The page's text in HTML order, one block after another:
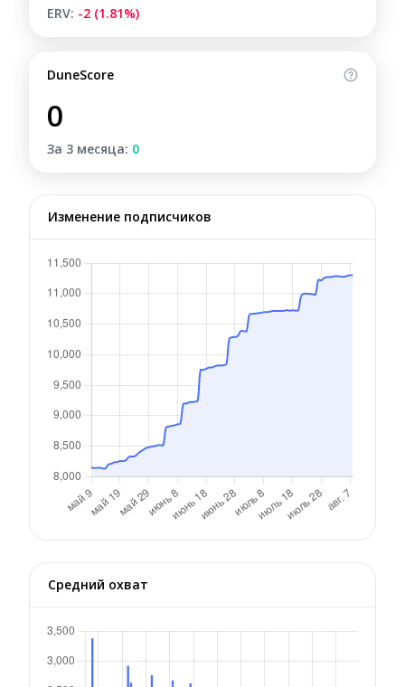
ERV: -2 (1.81%)
DuneScore
0
За 3 месяца: 0
Изменение подписчиков
Средний охват